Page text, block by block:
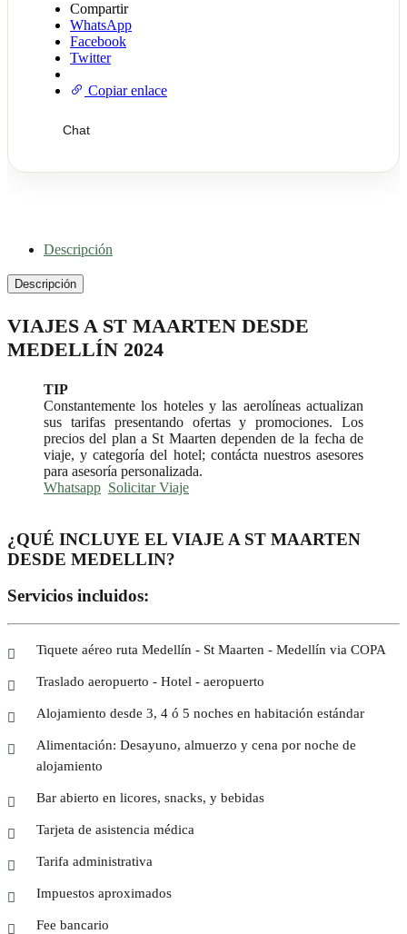
Compartir
WhatsApp
Facebook
Twitter
Copiar enlace
Chat
Descripción
Descripción
VIAJES A ST MAARTEN DESDE
MEDELLÍN 2024
TIP
Constantemente los hoteles y las aerolíneas actualizan
sus tarifas presentando ofertas y promociones. Los
precios del plan a St Maarten dependen de la fecha de
viaje, y categoría del hotel; contácta nuestros asesores
para asesoría personalizada.
Whatsapp Solicitar Viaje
¿QUÉ INCLUYE EL VIAJE A ST MAARTEN
DESDE MEDELLIN?
Servicios incluidos:
Tiquete aéreo ruta Medellín - St Maarten - Medellín via COPA
Traslado aeropuerto - Hotel - aeropuerto
Alojamiento desde 3, 4 ó 5 noches en habitación estándar
Alimentación: Desayuno, almuerzo y cena por noche de
alojamiento
Bar abierto en licores, snacks, y bebidas
Tarjeta de asistencia médica
Tarifa administrativa
Impuestos aproximados
Fee bancario